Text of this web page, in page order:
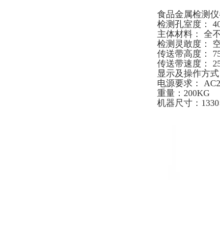
食品金属检测
检测孔室度：
主体材料： 全
检测灵敢度：
传送带高度：
传送带速度：
显示及操作方
电源要求：
重量：200KG
机器尺寸：